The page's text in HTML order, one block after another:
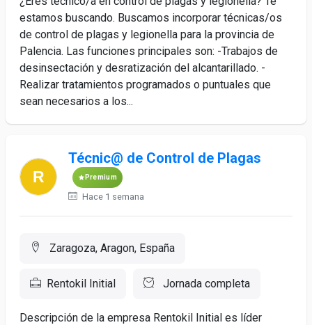
estamos buscando. Buscamos incorporar técnicas/os
de control de plagas y legionella para la provincia de
Palencia. Las funciones principales son: -Trabajos de
desinsectación y desratización del alcantarillado. -
Realizar tratamientos programados o puntuales que
sean necesarios a los...
Técnic@ de Control de Plagas
Premium
Hace 1 semana
Zaragoza, Aragon, España
Rentokil Initial Jornada completa
Descripción de la empresa Rentokil Initial es líder